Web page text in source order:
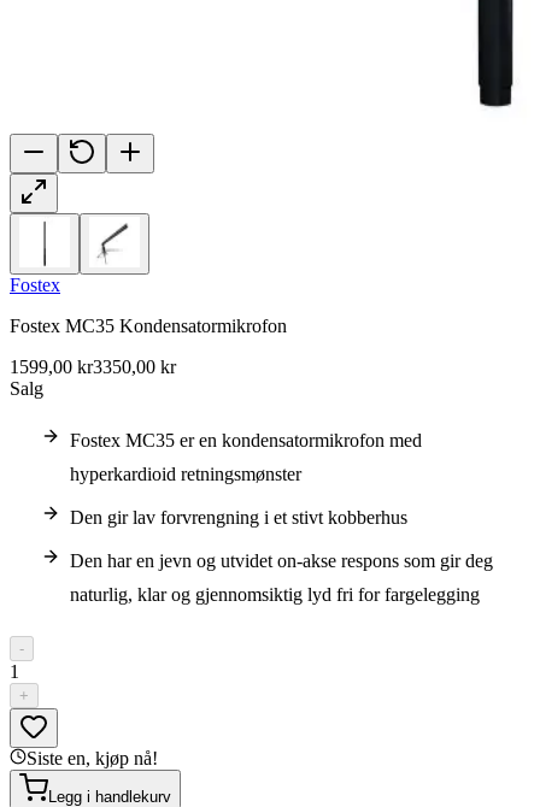
Fostex
Fostex MC35 Kondensatormikrofon
1599,00 kr3350,00 kr
Salg
Fostex MC35 er en kondensatormikrofon med
hyperkardioid retningsmønster
Den gir lav forvrengning i et stivt kobberhus
Den har en jevn og utvidet on-akse respons som gir deg
naturlig, klar og gjennomsiktig lyd fri for fargelegging
-
1
+
Siste en, kjøp nå!
Legg i handlekurv